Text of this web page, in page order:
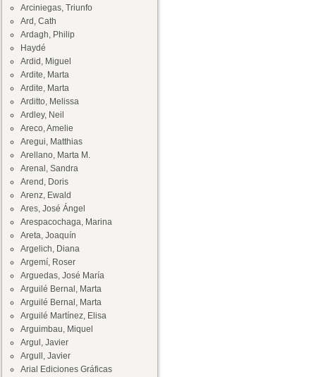
Arciniegas, Triunfo
Ard, Cath
Ardagh, Philip
Haydé
Ardid, Miguel
Ardite, Marta
Ardite, Marta
Arditto, Melissa
Ardley, Neil
Areco, Amelie
Aregui, Matthias
Arellano, Marta M.
Arenal, Sandra
Arend, Doris
Arenz, Ewald
Ares, José Ángel
Arespacochaga, Marina
Areta, Joaquín
Argelich, Diana
Argemí, Roser
Arguedas, José María
Arguilé Bernal, Marta
Arguilé Bernal, Marta
Arguilé Martínez, Elisa
Arguimbau, Miquel
Argul, Javier
Argull, Javier
Arial Ediciones Gráficas